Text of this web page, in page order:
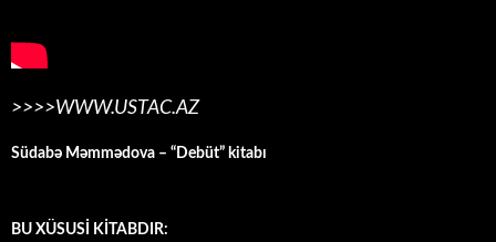
>>>>WWW.USTAC.AZ
Südabə Məmmədova – “Debüt” kitabı
BU XÜSUSİ KİTABDIR: